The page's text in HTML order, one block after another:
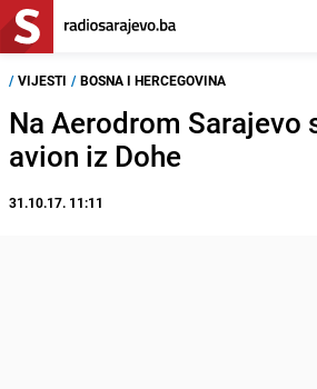
/ VIJESTI / BOSNA I HERCEGOVINA
Na Aerodrom Sarajevo
avion iz Dohe
31.10.17. 11:11